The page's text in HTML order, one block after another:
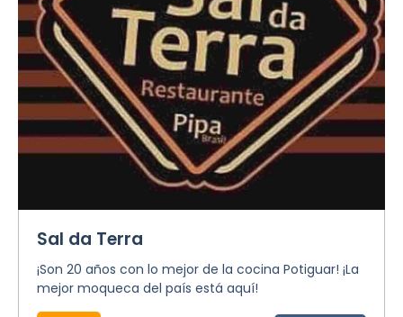
Sal da Terra
¡Son 20 años con lo mejor de la cocina Potiguar! ¡La
mejor moqueca del país está aquí!